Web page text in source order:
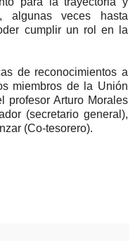
algunas veces hasta
cumplir un rol en la
de reconocimientos a
miembros de la Unión
profesor Arturo Morales
(secretario general),
(Co-tesorero).